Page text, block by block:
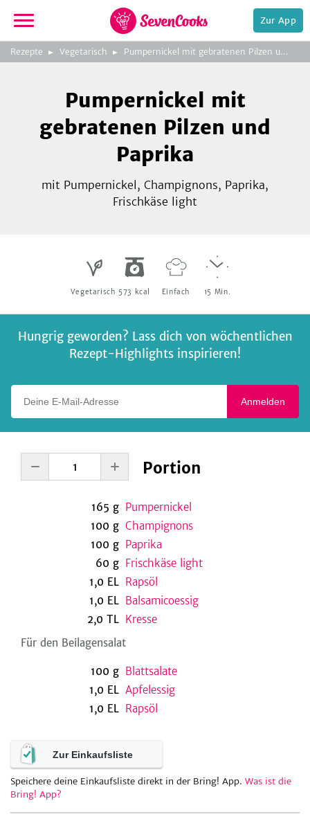
zur
Startseite
Zur App
Rezepte Vegetarisch Pumpernickel mit gebratenen Pilzen und Paprika
Foto:SevenCooks
Foto:SevenCooks
Bild
3
zeigen
Foto:SevenCooks
Pumpernickel mit
gebratenen Pilzen und
Paprika
mit Pumpernickel, Champignons, Paprika,
Frischkäse light
Vegetarisch 573 kcal Einfach 15 Min.
Hungrig geworden? Lass dich von wöchentlichen
Rezept-Highlights inspirieren!
Anmelden
Portion
165 g Pumpernickel
100 g Champignons
100 g Paprika
60 g Frischkäse light
1,0 EL Rapsöl
1,0 EL Balsamicoessig
2,0 TL Kresse
Für den Beilagensalat
100 g Blattsalate
1,0 EL Apfelessig
1,0 EL Rapsöl
Zur Einkaufsliste
Speichere deine Einkaufsliste direkt in der Bring! App. Was ist die
Bring! App?